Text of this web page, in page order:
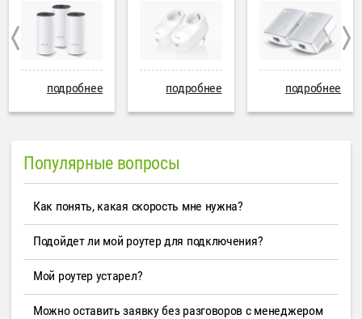
подробнее подробнее подробнее
Популярные вопросы
Как понять, какая скорость мне нужна?
Подойдет ли мой роутер для подключения?
Мой роутер устарел?
Можно оставить заявку без разговоров с менеджером